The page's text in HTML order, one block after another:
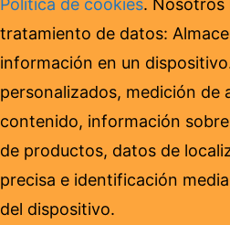
Política de cookies. Nosotros
tratamiento de datos:
información en un
personalizados, medición de
contenido, información
de productos, datos de
precisa e identificación
del dispositivo.